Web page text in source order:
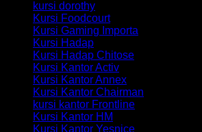
kursi dorothy
Kursi Foodcourt
Kursi Gaming Importa
Kursi Hadap
Kursi Hadap Chitose
Kursi Kantor Activ
Kursi Kantor Annex
Kursi Kantor Chairman
kursi kantor Frontline
Kursi Kantor HM
Kursi Kantor Yesnice